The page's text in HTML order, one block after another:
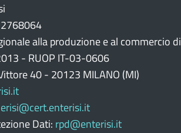
alla produzione e al commercio di
- RUOP IT-03-0606
40 - 20123 MILANO (MI)
Dati: rpd@enterisi.it